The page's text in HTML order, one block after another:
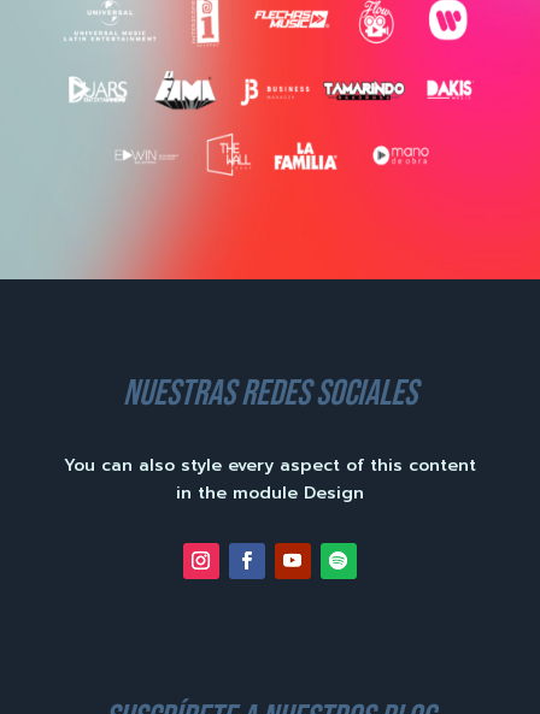
nuestras redes sociales
You can also style every aspect of this content
in the module Design